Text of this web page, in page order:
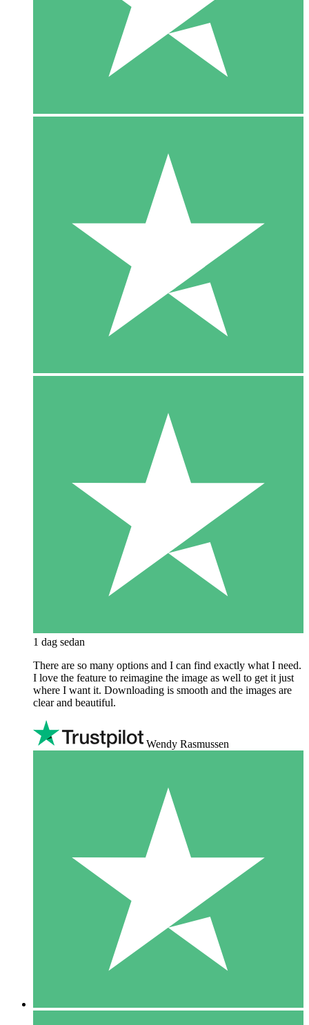
1 dag sedan
There are so many options and I can find exactly what I need.
I love the feature to reimagine the image as well to get it just
where I want it. Downloading is smooth and the images are
clear and beautiful.
Wendy Rasmussen